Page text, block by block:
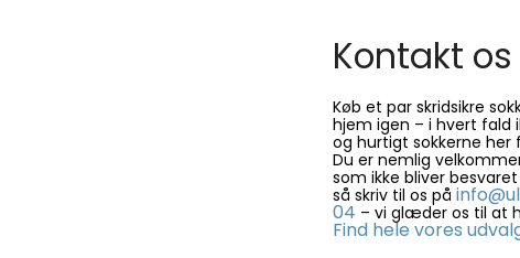
Kontakt
Køb et par skridsikre
hjem igen – i hvert fald
og hurtigt sokkerne her
Du er nemlig
som ikke bliver
så skriv til os på
04 – vi glæder os til at
Find hele vores